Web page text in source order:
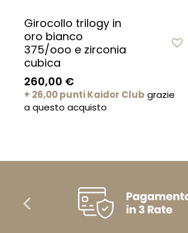
Girocollo trilogy in
oro bianco
375/ooo e zirconia
cubica
260,00 €
+ 26,00 punti Kaidor Club grazie
a questo acquisto